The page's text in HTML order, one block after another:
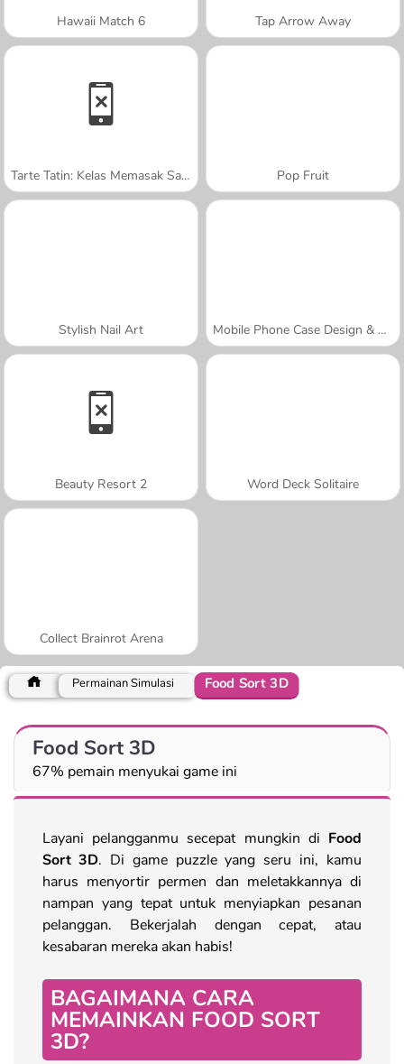
Hawaii Match 6 Tap Arrow Away
Tarte Tatin: Kelas Memasak Sara Pop Fruit
Stylish Nail Art Mobile Phone Case Design & DIY
Beauty Resort 2 Word Deck Solitaire
Collect Brainrot Arena
Permainan Simulasi Food Sort 3D
Food Sort 3D
67% pemain menyukai game ini
Layani pelangganmu secepat mungkin di Food
Sort 3D. Di game puzzle yang seru ini, kamu
harus menyortir permen dan meletakkannya di
nampan yang tepat untuk menyiapkan pesanan
pelanggan. Bekerjalah dengan cepat, atau
kesabaran mereka akan habis!
BAGAIMANA CARA
MEMAINKAN FOOD SORT
3D?